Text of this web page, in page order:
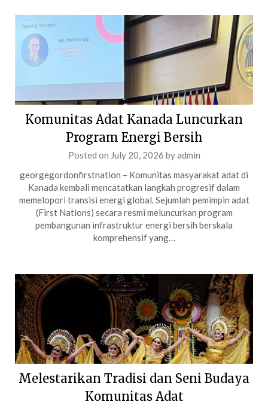
Komunitas Adat Kanada Luncurkan
Program Energi Bersih
Posted on July 20, 2026 byadmin
georgegordonfirstnation – Komunitas masyarakat adat di
Kanada kembali mencatatkan langkah progresif dalam
memelopori transisi energi global. Sejumlah pemimpin adat
(First Nations) secara resmi meluncurkan program
pembangunan infrastruktur energi bersih berskala
komprehensif yang…
Melestarikan Tradisi dan Seni Budaya
Komunitas Adat